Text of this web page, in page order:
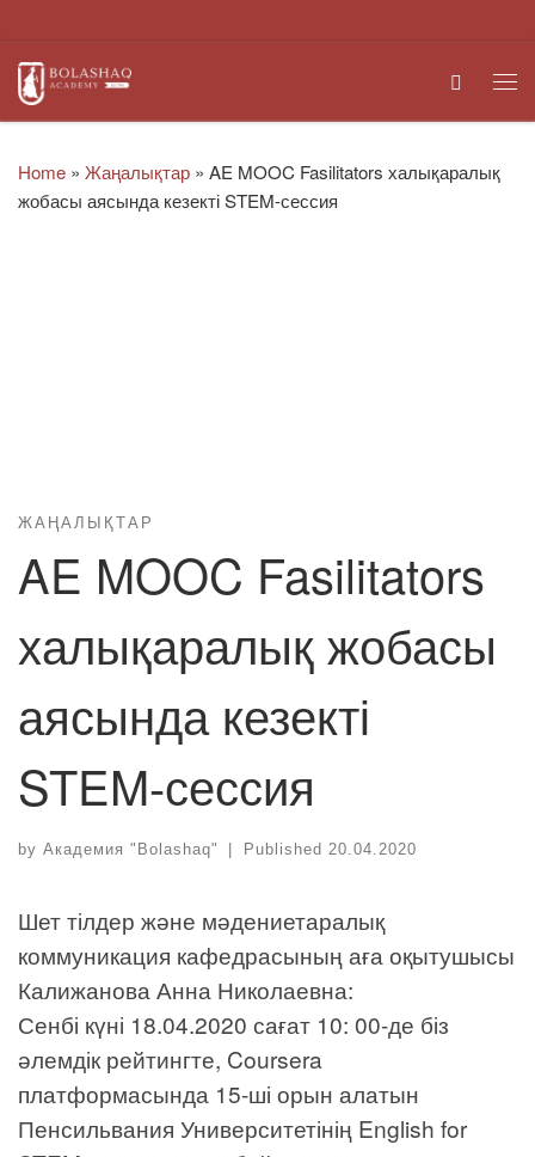
Search
Home » Жаңалықтар » AE MOOC Fasilitators халықаралық
жобасы аясында кезекті STEM-сессия
ЖАҢАЛЫҚТАР
AE MOOC Fasilitators
халықаралық жобасы
аясында кезекті
STEM-сессия
by Академия "Bolashaq" | Published 20.04.2020
Шет тілдер және мәдениетаралық
коммуникация кафедрасының аға оқытушысы
Калижанова Анна Николаевна:
Сенбі күні 18.04.2020 сағат 10: 00-де біз
әлемдік рейтингте, Coursera
платформасында 15-ші орын алатын
Пенсильвания Университетінің English for